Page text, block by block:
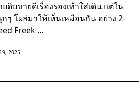
ดิบขายดีเรื่องรองเท้าใส่เดิน แต่ใน
ๆ โผล่มาให้เห็นเหมือนกัน อย่าง 2-
Freek ...
2025